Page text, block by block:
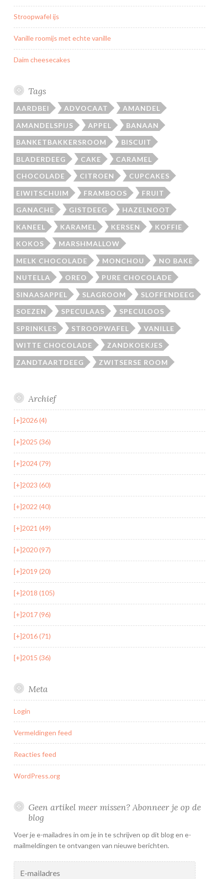
Stroopwafel ijs
Vanille roomijs met echte vanille
Daim cheesecakes
Tags
AARDBEI ADVOCAAT AMANDEL
AMANDELSPIJS APPEL BANAAN
BANKETBAKKERSROOM BISCUIT
BLADERDEEG CAKE CARAMEL
CHOCOLADE CITROEN CUPCAKES
EIWITSCHUIM FRAMBOOS FRUIT
GANACHE GISTDEEG HAZELNOOT
KANEEL KARAMEL KERSEN KOFFIE
KOKOS MARSHMALLOW
MELK CHOCOLADE MONCHOU NO BAKE
NUTELLA OREO PURE CHOCOLADE
SINAASAPPEL SLAGROOM SLOFFENDEEG
SOEZEN SPECULAAS SPECULOOS
SPRINKLES STROOPWAFEL VANILLE
WITTE CHOCOLADE ZANDKOEKJES
ZANDTAARTDEEG ZWITSERSE ROOM
Archief
[+]2026 (4)
[+]2025 (36)
[+]2024 (79)
[+]2023 (60)
[+]2022 (40)
[+]2021 (49)
[+]2020 (97)
[+]2019 (20)
[+]2018 (105)
[+]2017 (96)
[+]2016 (71)
[+]2015 (36)
Meta
Login
Vermeldingen feed
Reacties feed
WordPress.org
Geen artikel meer missen? Abonneer je op de
blog
Voer je e-mailadres in om je in te schrijven op dit blog en e-
mailmeldingen te ontvangen van nieuwe berichten.
mailadres